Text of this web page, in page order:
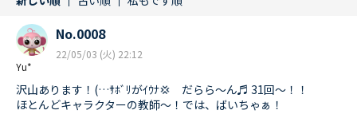
Yu*
No.0008
22/05/03 (火) 22:12
沢山あります！(…ｻﾎﾞﾘがｲｳﾅ💢 だらら〜ん♬ 31回〜！！
ほとんどキャラクターの教師〜！では、ばいちゃぁ！